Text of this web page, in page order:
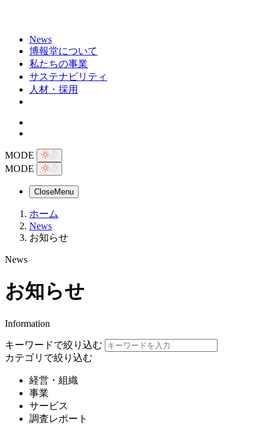
News
博報堂について
私たちの事業
サステナビリティ
人材・採用
MODE
MODE
CloseMenu
ホーム
News
お知らせ
News
お知らせ
Information
キーワードで絞り込む
カテゴリで絞り込む
経営・組織
事業
サービス
調査レポート